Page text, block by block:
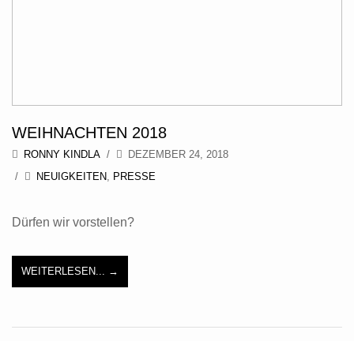
WEIHNACHTEN 2018
RONNY KINDLA
DEZEMBER 24, 2018
NEUIGKEITEN, PRESSE
Dürfen wir vorstellen?
WEITERLESEN...